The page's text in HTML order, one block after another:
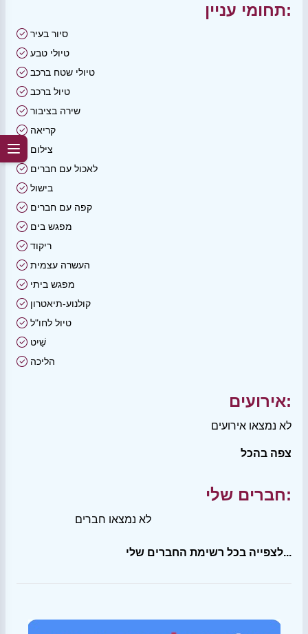
תחומי עניין:
סיור בעיר
טיולי טבע
טיולי שטח ברכב
טיול ברכב
שירה בציבור
קריאה
צילום
לאכול עם חברים
בישול
קפה עם חברים
מפגש בים
ריקוד
העשרה עצמית
מפגש ביתי
קולנוע-תיאטרון
טיול לחו"ל
שַׁיִט
הליכה
אירועים:
לא נמצאו אירועים
צפה בהכל
חברים שלי:
לא נמצאו חברים
לצפייה בכל רשימת החברים שלי...